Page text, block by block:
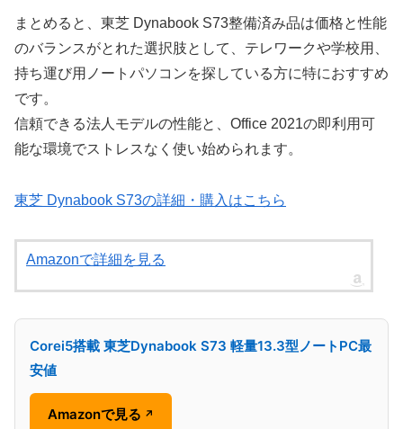
まとめると、東芝 Dynabook S73整備済み品は価格と性能
のバランスがとれた選択肢として、テレワークや学校用、
持ち運び用ノートパソコンを探している方に特におすすめ
です。
信頼できる法人モデルの性能と、Office 2021の即利用可
能な環境でストレスなく使い始められます。
東芝 Dynabook S73の詳細・購入はこちら
Amazonで詳細を見る
Corei5搭載 東芝Dynabook S73 軽量13.3型ノートPC最
安値
Amazonで見る ↗